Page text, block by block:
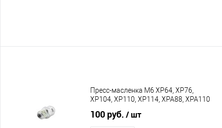
Пресс-масленка M6 XP64, XP76,
XP104, XP110, XP114, XPA88, XPA110
100 руб. / шт